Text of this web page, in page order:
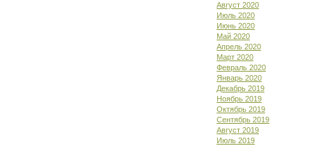
Август 2020
Июль 2020
Июнь 2020
Май 2020
Апрель 2020
Март 2020
Февраль 2020
Январь 2020
Декабрь 2019
Ноябрь 2019
Октябрь 2019
Сентябрь 2019
Август 2019
Июль 2019